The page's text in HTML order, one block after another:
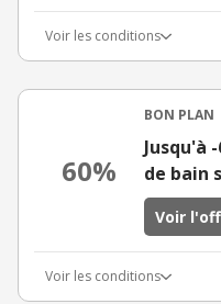
Voir les conditions
60%
BON PLAN
Jusqu'à
de bain
Voir
Voir les conditions